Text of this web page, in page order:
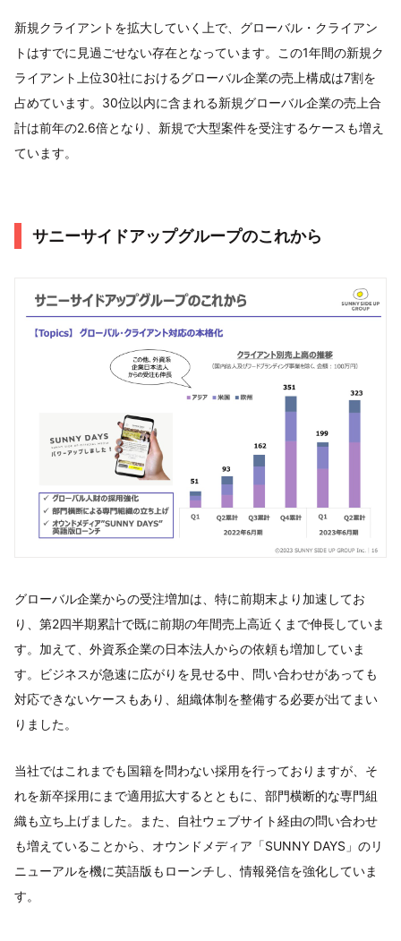
新規クライアントを拡大していく上で、グローバル・クライアン
トはすでに見過ごせない存在となっています。この1年間の新規ク
ライアント上位30社におけるグローバル企業の売上構成は7割を
占めています。30位以内に含まれる新規グローバル企業の売上合
計は前年の2.6倍となり、新規で大型案件を受注するケースも増え
ています。
サニーサイドアップグループのこれから
グローバル企業からの受注増加は、特に前期末より加速してお
り、第2四半期累計で既に前期の年間売上高近くまで伸長していま
す。加えて、外資系企業の日本法人からの依頼も増加していま
す。ビジネスが急速に広がりを見せる中、問い合わせがあっても
対応できないケースもあり、組織体制を整備する必要が出てまい
りました。
当社ではこれまでも国籍を問わない採用を行っておりますが、そ
れを新卒採用にまで適用拡大するとともに、部門横断的な専門組
織も立ち上げました。また、自社ウェブサイト経由の問い合わせ
も増えていることから、オウンドメディア「SUNNY DAYS」のリ
ニューアルを機に英語版もローンチし、情報発信を強化していま
す。